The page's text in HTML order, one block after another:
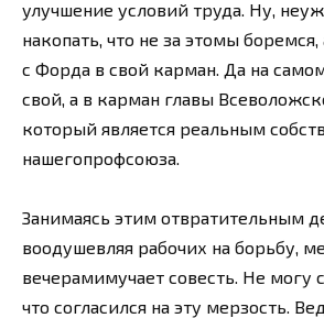
улучшение условий труда. Ну,
накопать, что не за этомы
с Форда в свой карман. Да на
свой, а в карман главы
который является реальным
нашегопрофсоюза.
Занимаясь этим отвратительным
воодушевляя рабочих на борьбу,
вечерамимучает совесть. Не могу
что согласился на эту мерзость.